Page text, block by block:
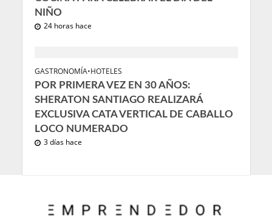
NIÑO
24 horas hace
GASTRONOMÍA•HOTELES
POR PRIMERA VEZ EN 30 AÑOS:
SHERATON SANTIAGO REALIZARÁ
EXCLUSIVA CATA VERTICAL DE CABALLO
LOCO NUMERADO
3 días hace